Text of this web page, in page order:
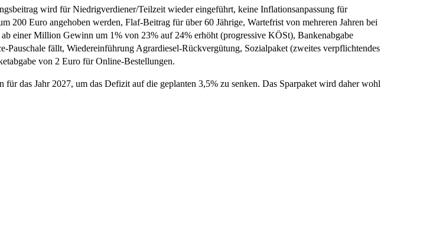
wird für Niedrigverdiener/Teilzeit wieder eingeführt, keine Inflationsanpassung für
200 Euro angehoben werden, Flaf-Beitrag für über 60 Jährige, Wartefrist von mehreren Jahren bei
einer Million Gewinn um 1% von 23% auf 24% erhöht (progressive KÖSt), Bankenabgabe
fällt, Wiedereinführung Agrardiesel-Rückvergütung, Sozialpaket (zweites verpflichtendes
von 2 Euro für Online-Bestellungen.
das Jahr 2027, um das Defizit auf die geplanten 3,5% zu senken. Das Sparpaket wird daher wohl